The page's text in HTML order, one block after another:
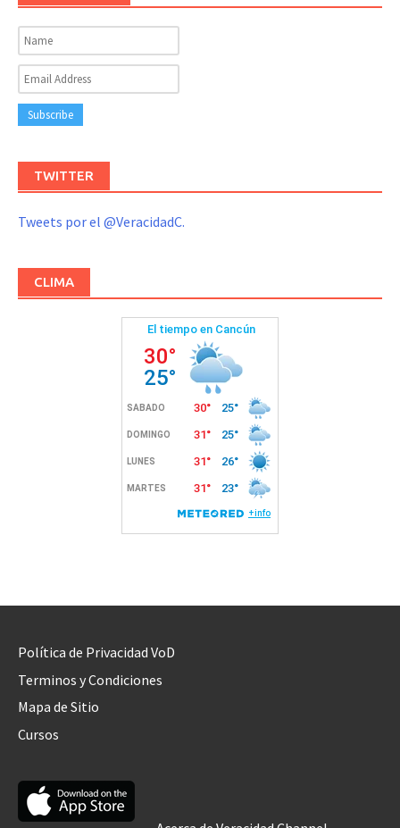
TWITTER
Tweets por el @VeracidadC.
CLIMA
Política de Privacidad VoD
Terminos y Condiciones
Mapa de Sitio
Cursos